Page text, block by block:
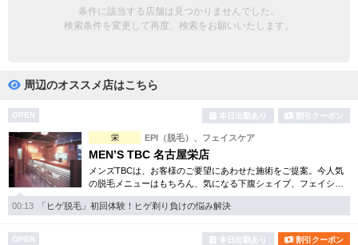
団体様歓迎
ペアルームあり
フットバスあり 岩盤浴あり
専用駐車場あり 有資格者在籍
日本人スタッフのみ 女性スタッフのみ
スタッフ指名可 Ｗセラピスト
駅から徒歩5分以内
条件に該当する店舗は見つかりませんでした。
検索条件を変更して再度、検索をお願いいたします。
周辺のオススメ店はこちら
OPEN 本日出勤あり 割引クーポン
栄 EPI（脱毛）、フェイスケア
MEN’S TBC 名古屋栄店
メンズTBCは、お客様のご要望にあわせた施術をご提案。今人気
の脱毛メニューはもちろん、気になる下腹シェイプ、フェイシャ
ルケア等初めての方でも安心のお得な体験コースを各種揃えてい
ます。まずはご体験下さい。
00:13 「ヒゲ脱毛」初回体験！ヒゲ剃り負けの悩み解決
OPEN 本日出勤あり 割引クーポン